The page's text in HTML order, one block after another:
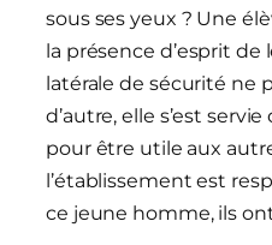
sous ses yeux ? Une
la présence d’esprit
latérale de sécurité ne
d’autre, elle s’est
pour être utile aux
l’établissement est
ce jeune homme, ils